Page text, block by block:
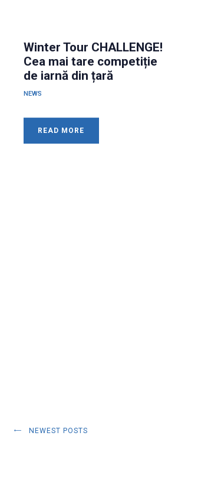
Winter Tour CHALLENGE!
Cea mai tare competiție
de iarnă din țară
NEWS
READ MORE
NEWEST POSTS